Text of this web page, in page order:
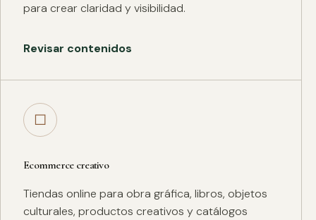
para crear claridad y visibilidad.
Revisar contenidos
□
Ecommerce creativo
Tiendas online para obra gráfica, libros, objetos
culturales, productos creativos y catálogos